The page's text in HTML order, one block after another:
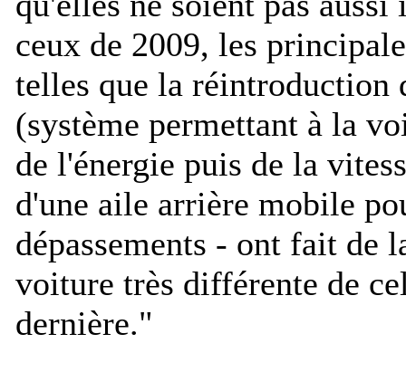
ceux de 2009, les
telles que la réintroduction
(système permettant à la
de l'énergie puis de la
d'une aile arrière mobile
dépassements - ont fait de
voiture très différente de
dernière."